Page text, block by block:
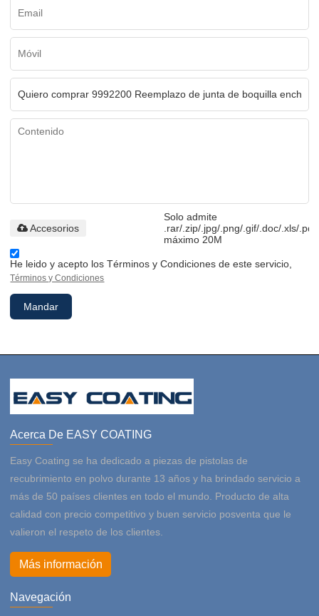
Solo admite
.rar/.zip/.jpg/.png/.gif/.doc/.xls/.pdf,
máximo 20M
Accesorios
He leido y acepto los Términos y Condiciones de este servicio,
Términos y Condiciones
Mandar
Acerca De EASY COATING
Easy Coating se ha dedicado a piezas de pistolas de
recubrimiento en polvo durante 13 años y ha brindado servicio a
más de 50 países clientes en todo el mundo. Producto de alta
calidad con precio competitivo y buen servicio posventa que le
valieron el respeto de los clientes.
Más información
Navegación